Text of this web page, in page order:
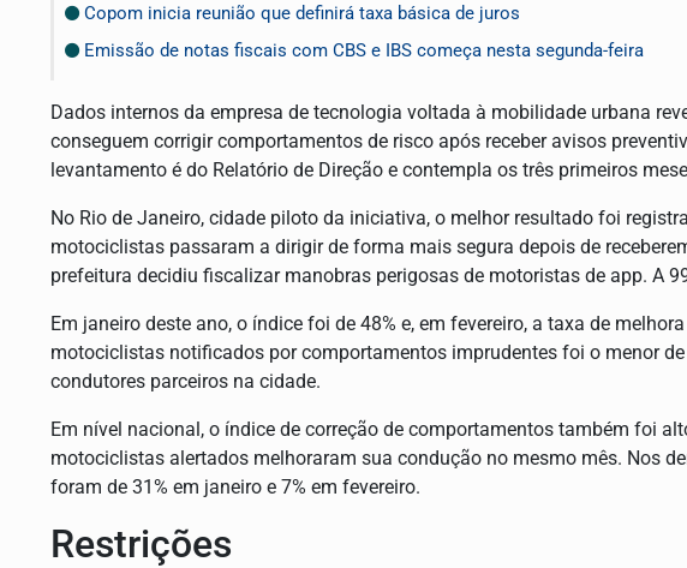
Copom inicia reunião que definirá taxa básica de juros
Emissão de notas fiscais com CBS e IBS começa nesta segunda-feira
Dados internos da empresa de tecnologia voltada à mobilidade urbana
conseguem corrigir comportamentos de risco após receber avisos
levantamento é do Relatório de Direção e contempla os três primeiros
No Rio de Janeiro, cidade piloto da iniciativa, o melhor resultado foi
motociclistas passaram a dirigir de forma mais segura depois de
prefeitura decidiu fiscalizar manobras perigosas de motoristas de app. A
Em janeiro deste ano, o índice foi de 48% e, em fevereiro, a taxa de
motociclistas notificados por comportamentos imprudentes foi o menor
condutores parceiros na cidade.
Em nível nacional, o índice de correção de comportamentos também foi
motociclistas alertados melhoraram sua condução no mesmo mês. Nos
foram de 31% em janeiro e 7% em fevereiro.
Restrições